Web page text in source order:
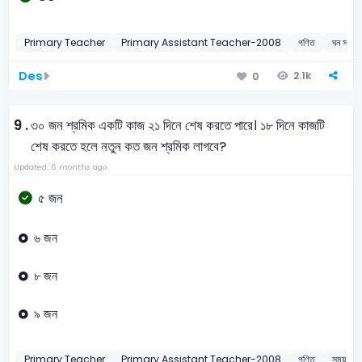
Primary Teacher Primary Assistant Teacher-2008 গণিত ঘন
Des 0 2.1k
9 .৩০ জন শ্রমিক একটি কাজ ২১ দিনে শেষ করতে পারে। ১৮ দিনে কাজটি
শেষ করতে হলে নতুন কত জন শ্রমিক লাগবে?
Updated: 6 months ago
৫ জন
৬ জন
৮ জন
৯ জন